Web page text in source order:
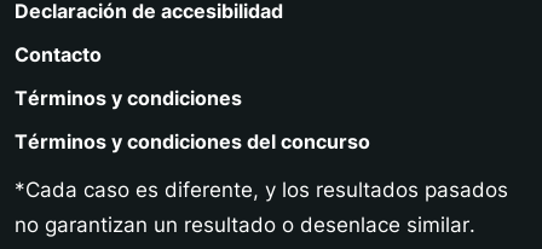
Declaración de accesibilidad
Contacto
Términos y condiciones
Términos y condiciones del concurso
*Cada caso es diferente, y los resultados pasados
no garantizan un resultado o desenlace similar.